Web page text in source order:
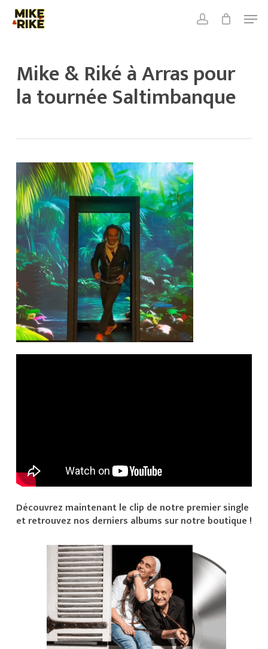
Skip
account
Close
Mike & Riké à Arras pour
la tournée Saltimbanque
Découvrez maintenant le clip de notre premier single
et retrouvez nos derniers albums sur notre boutique !